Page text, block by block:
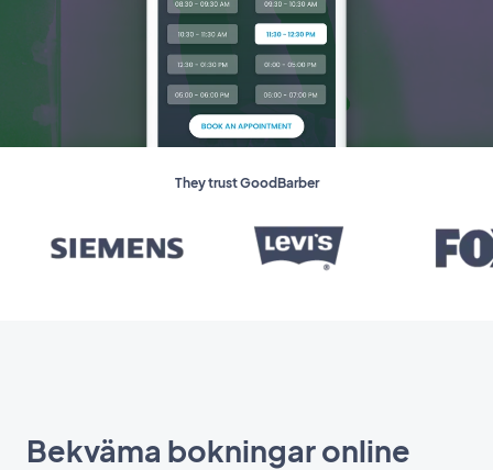
They trust GoodBarber
Bekväma bokningar online